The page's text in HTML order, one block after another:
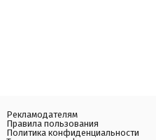
Рекламодателям
Правила пользования
Политика конфиденциальности